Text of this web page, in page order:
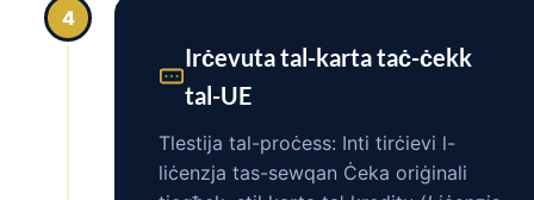
4
Irċevuta tal-karta taċ-ċekk
tal-UE
Tlestija tal-proċess: Inti tirċievi l-
liċenzja tas-sewqan Ċeka oriġinali